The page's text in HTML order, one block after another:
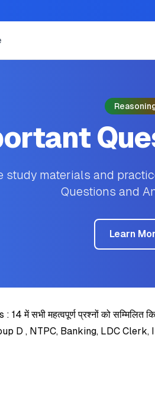
study materials and
Questions and
Learn
महत्वपूर्ण प्रश्नों को सम्मिलित
D , NTPC, Banking, LDC